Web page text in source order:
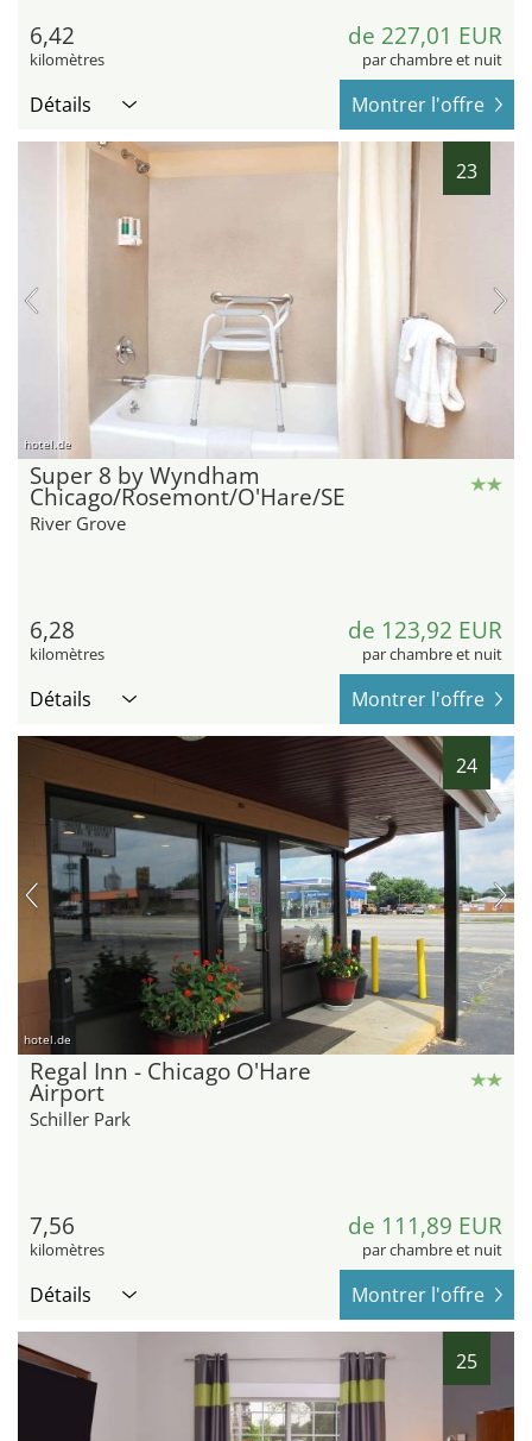
6,42
kilomètres
de 227,01 EUR
par chambre et nuit
Détails Montrer l'offre
23
hotel.de
Super 8 by Wyndham
Chicago/Rosemont/O'Hare/SE
River Grove
6,28
kilomètres
de 123,92 EUR
par chambre et nuit
Détails Montrer l'offre
24
hotel.de
Regal Inn - Chicago O'Hare
Airport
Schiller Park
7,56
kilomètres
de 111,89 EUR
par chambre et nuit
Détails Montrer l'offre
25